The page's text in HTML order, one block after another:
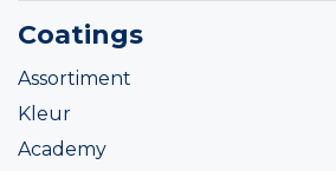
Coatings
Assortiment
Kleur
Academy